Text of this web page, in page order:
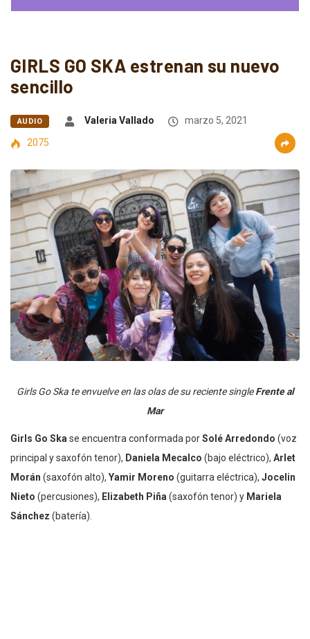
GIRLS GO SKA estrenan su nuevo
sencillo
AUDIO Valeria Vallado
marzo 5, 2021
2075
Girls Go Ska te envuelve en las olas de su reciente singleFrente al
Mar
Girls Go Skase encuentra conformada porSolé Arredondo (voz
principal y saxofón tenor), Daniela Mecalco (bajo eléctrico), Arlet
Morán (saxofón alto), Yamir Moreno (guitarra eléctrica), Jocelin
Nieto (percusiones), Elizabeth Piña(saxofón tenor) y Mariela
Sánchez (batería).